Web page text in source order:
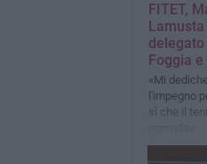
FITET,
Foggia e
«Mi
l'impegno
sì che il